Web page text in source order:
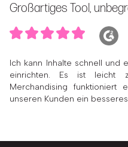
Großartiges Tool,
Ich kann Inhalte schnell und
einrichten. Es ist leicht
Merchandising funktioniert
unseren Kunden ein